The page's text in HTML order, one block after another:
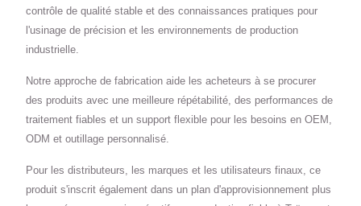
contrôle de qualité stable et des connaissances pratiques pour
l'usinage de précision et les environnements de production
industrielle.
Notre approche de fabrication aide les acheteurs à se procurer
des produits avec une meilleure répétabilité, des performances de
traitement fiables et un support flexible pour les besoins en OEM,
ODM et outillage personnalisé.
Pour les distributeurs, les marques et les utilisateurs finaux, ce
produit s'inscrit également dans un plan d'approvisionnement plus